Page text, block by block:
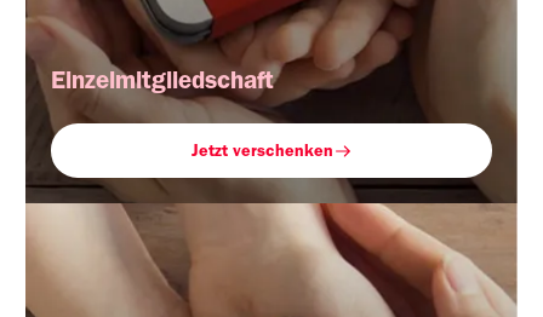
Einzelmitgliedschaft
Jetzt verschenken